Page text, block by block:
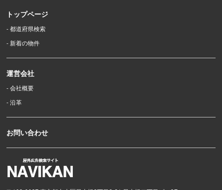
トップページ
- 都道府県検索
- 新着の物件
運営会社
- 会社概要
- 沿革
お問い合わせ